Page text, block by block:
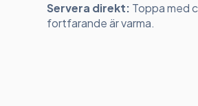
Servera direkt: Toppa med
fortfarande är varma.